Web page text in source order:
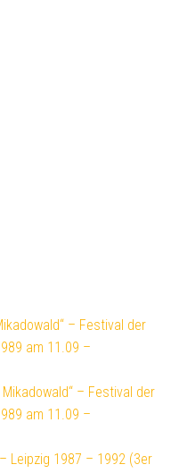
– Festival der
am 11.09 –
Mikadowald“ – Festival der
am 11.09 –
Leipzig 1987 – 1992 (3er